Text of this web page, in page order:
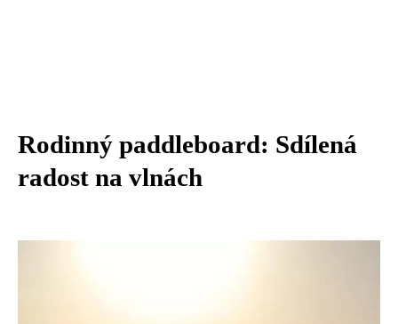
Rodinný paddleboard: Sdílená
radost na vlnách